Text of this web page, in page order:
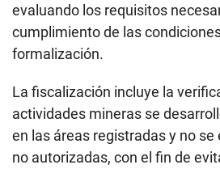
evaluando los requisitos
cumplimiento de las
formalización.
La fiscalización incluye la
actividades mineras se
en las áreas registradas y no
no autorizadas, con el fin de